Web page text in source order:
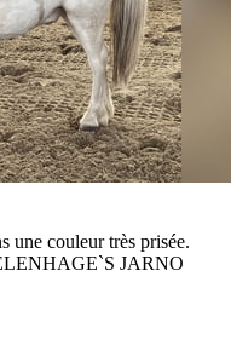
une couleur très prisée.
JARNO